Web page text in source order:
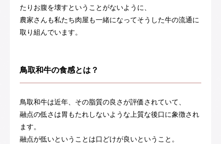
たりお腹を壊すということがないように、
農家さんも私たち肉屋も一緒になってそうした牛の流通に
取り組んでいます。
鳥取和牛の食感とは？
鳥取和牛は近年、その脂質の良さが評価されていて、
融点の低さは胃もたれしないような上質な後口に象徴され
ます。
融点が低いということは口どけが良いということ。